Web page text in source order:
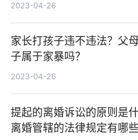
2023-04-26
家长打孩子违不违法？父
子属于家暴吗？
2023-04-26
提起的离婚诉讼的原则是什
离婚管辖的法律规定有哪些